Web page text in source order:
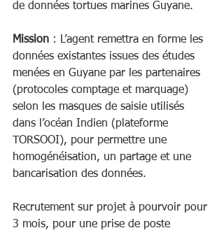
de données tortues marines Guyane.
Mission : L’agent remettra en forme les
données existantes issues des études
menées en Guyane par les partenaires
(protocoles comptage et marquage)
selon les masques de saisie utilisés
dans l’océan Indien (plateforme
TORSOOI), pour permettre une
homogénéisation, un partage et une
bancarisation des données.
Recrutement sur projet à pourvoir pour
3 mois, pour une prise de poste